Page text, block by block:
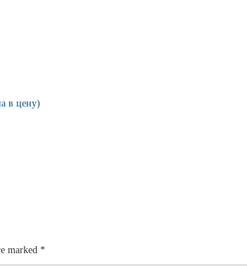
в цену)
marked *